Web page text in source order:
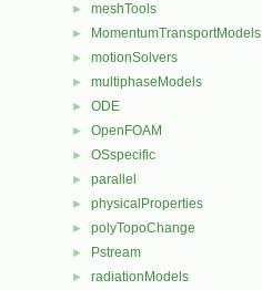
► meshTools
► MomentumTransportModels
► motionSolvers
► multiphaseModels
► ODE
► OpenFOAM
► OSspecific
► parallel
► physicalProperties
► polyTopoChange
► Pstream
► radiationModels